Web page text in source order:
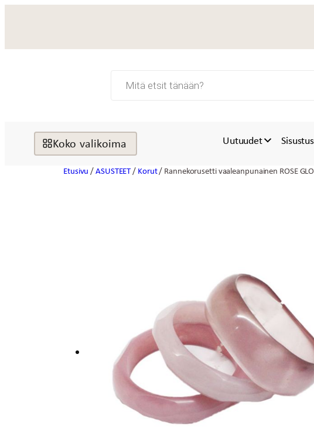
search
Koko valikoima Uutuudet Sisustus
Etusivu /ASUSTEET/ Korut/ Rannekorusetti vaaleanpunainen ROSE